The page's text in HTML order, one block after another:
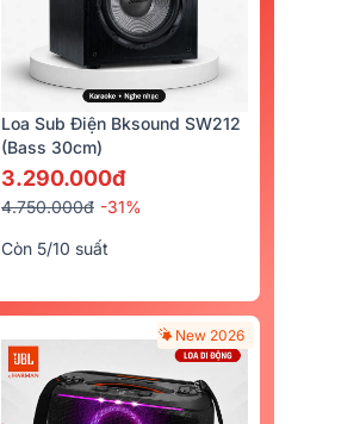
Loa Sub Điện Bksound SW212
(bass 30cm)
3.290.000đ
4.750.000đ -31%
Còn 5/10 suất
New 2026